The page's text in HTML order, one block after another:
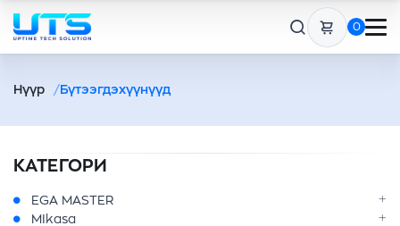
0
Нүүр Бүтээгдэхүүнүүд
КАТЕГОРИ
EGA MASTER
MIkasa